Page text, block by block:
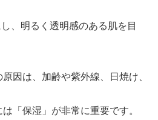
、明るく透明感のある肌を目
因は、加齢や紫外線、日焼け、
「保湿」が非常に重要です。